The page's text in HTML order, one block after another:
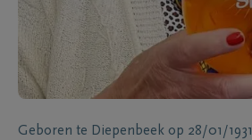
Geboren te Diepenbeek op 28/01/1931